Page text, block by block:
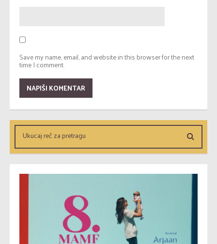
Save my name, email, and website in this browser for the next
time I comment.